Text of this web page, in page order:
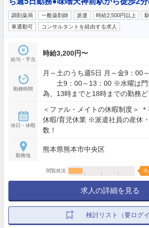
調剤薬局 一般薬剤師 派遣 時給2,500円以上
車通勤可
コンサルタントを経由する求人
給与・手当
時給3,200円〜
勤務時間
月～土のうち週5日 月～金9：00
土9：00～13：00 ※水曜は門
為、13時までと18時までの勤務
休日・休暇
＜ファル・メイトの休暇制度＞
休暇/育児休業 ※派遣社員の産休
数！
勤務地
熊本県熊本市中央区
閲覧状況 今
求人の詳細を見る
検討リスト（要ログイ